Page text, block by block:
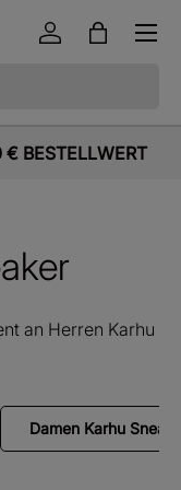
Einloggen
Menü
€ BESTELLWERT
an Herren Karhu
Damen Karhu